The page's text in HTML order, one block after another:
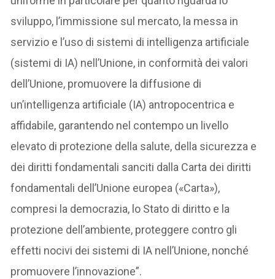
sviluppo, l’immissione sul mercato, la messa in
servizio e l’uso di sistemi di intelligenza artificiale
(sistemi di IA) nell’Unione, in conformità dei valori
dell’Unione, promuovere la diffusione di
un’intelligenza artificiale (IA) antropocentrica e
affidabile, garantendo nel contempo un livello
elevato di protezione della salute, della sicurezza e
dei diritti fondamentali sanciti dalla Carta dei diritti
fondamentali dell’Unione europea («Carta»),
compresi la democrazia, lo Stato di diritto e la
protezione dell’ambiente, proteggere contro gli
effetti nocivi dei sistemi di IA nell’Unione, nonché
promuovere l’innovazione”.